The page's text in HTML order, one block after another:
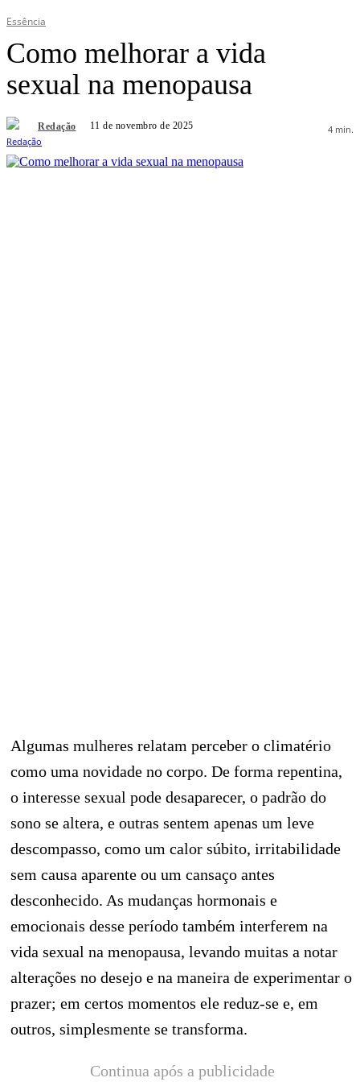
Essência
Como melhorar a vida
sexual na menopausa
Redação 11 de novembro de 2025 4 min.
Algumas mulheres relatam perceber o climatério
como uma novidade no corpo. De forma repentina,
o interesse sexual pode desaparecer, o padrão do
sono se altera, e outras sentem apenas um leve
descompasso, como um calor súbito, irritabilidade
sem causa aparente ou um cansaço antes
desconhecido. As mudanças hormonais e
emocionais desse período também interferem na
vida sexual na menopausa, levando muitas a notar
alterações no desejo e na maneira de experimentar o
prazer; em certos momentos ele reduz-se e, em
outros, simplesmente se transforma.
Continua após a publicidade